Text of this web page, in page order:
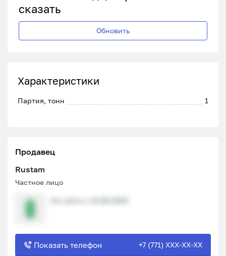
сказать
Обновить
Характеристики
Партия, тонн 1
Продавец
Rustam
Частное лицо
Показать телефон +7 (771) XXX-XX-XX